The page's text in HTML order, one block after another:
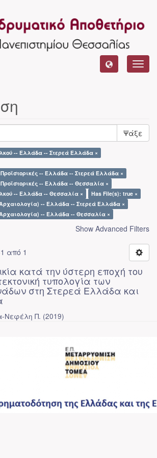
Ψάξε
-- Ελλάδα -- Στερεά Ελλάδα ×
-- Ελλάδα -- Στερεά Ελλάδα ×
-- Ελλάδα -- Θεσσαλία ×
-- Ελλάδα -- Θεσσαλία ×
Has File(s): true ×
-- Ελλάδα -- Στερεά Ελλάδα ×
-- Ελλάδα -- Θεσσαλία ×
Show Advanced Filters
από 1
κατά την ύστερη εποχή του
τυπολογία των
στη Στερεά Ελλάδα και
Νεφέλη Π. (2019)